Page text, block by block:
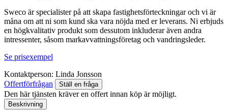
Sweco är specialister på att skapa fastighetsförteckningar och vi är
måna om att ni som kund ska vara nöjda med er leverans. Ni erbjuds
en högkvalitativ produkt som dessutom inkluderar även andra
intressenter, såsom markavvattningsföretag och vandringsleder.
Se prisexempel
Kontaktperson: Linda Jonsson
Offertförfrågan
Ställ en fråga
Den här tjänsten kräver en offert innan köp är möjligt.
Beskrivning